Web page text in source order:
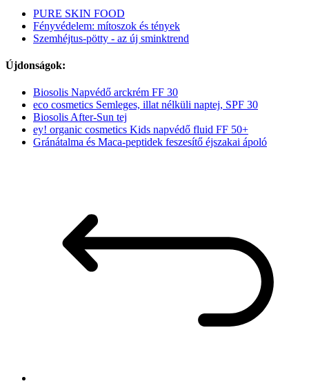
PURE SKIN FOOD
Fényvédelem: mítoszok és tények
Szemhéjtus-pötty - az új sminktrend
Újdonságok:
Biosolis Napvédő arckrém FF 30
eco cosmetics Semleges, illat nélküli naptej, SPF 30
Biosolis After-Sun tej
ey! organic cosmetics Kids napvédő fluid FF 50+
Gránátalma és Maca-peptidek feszesítő éjszakai ápoló